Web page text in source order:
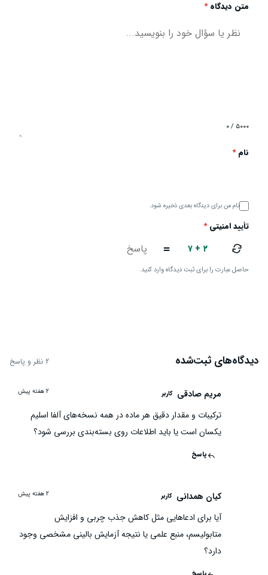
متن دیدگاه*
۰ / ۵۰۰۰
نام*
نام من برای دیدگاه بعدی ذخیره شود.
تأیید امنیتی*
۷ + ۲ =
حاصل عبارت را برای ثبت دیدگاه وارد کنید.
دیدگاه‌های ثبت‌شده 2 نظر و پاسخ
مریم صادقی کاربر 2 هفته پیش
ترکیبات و مقدار دقیق هر ماده در همه نسخه‌های آلفا اسلیم
یکسان است یا باید اطلاعات روی بسته‌بندی بررسی شود؟
پاسخ
کیان همدانی کاربر 2 هفته پیش
آیا برای ادعاهایی مثل کاهش جذب چربی و افزایش
متابولیسم، منبع علمی یا نتیجه آزمایش بالینی مشخصی وجود
دارد؟